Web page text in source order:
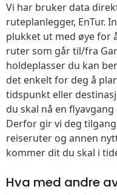
Vi har bruker data
ruteplanlegger, EnTur.
plukket ut med øye for
ruter som går til/fra
holdeplasser du kan
det enkelt for deg å
tidspunkt eller
du skal nå en
Derfor gir vi deg
reiseruter og annen
kommer dit du skal i
Hva med andre